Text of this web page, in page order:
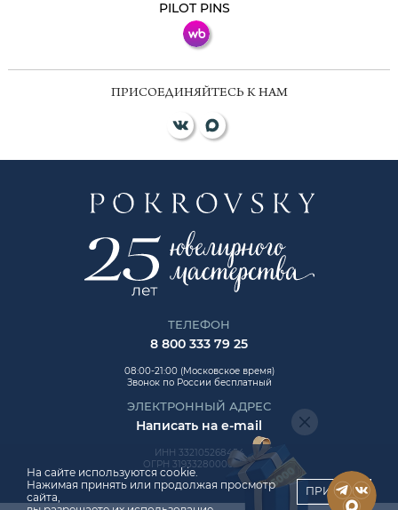
PILOT PINS
ПРИСОЕДИНЯЙТЕСЬ К НАМ
ТЕЛЕФОН
8 800 333 79 25
08:00-21:00 (Московское время)
Звонок по России бесплатный
ЭЛЕКТРОННЫЙ АДРЕС
Написать на e-mail
ИНН 332105268454
ОГРН 319332800006992
На сайте используются cookie.
Нажимая принять или продолжая просмотр
сайта,
ПРИНЯТЬ